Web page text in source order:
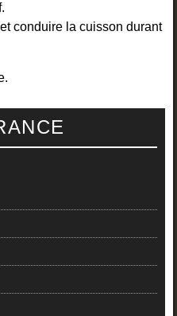
conduire la cuisson durant